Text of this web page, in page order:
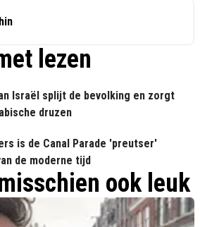
lezen
Israël splijt de bevolking en zorgt
druzen
is de Canal Parade 'preutser'
de moderne tijd
ook leuk